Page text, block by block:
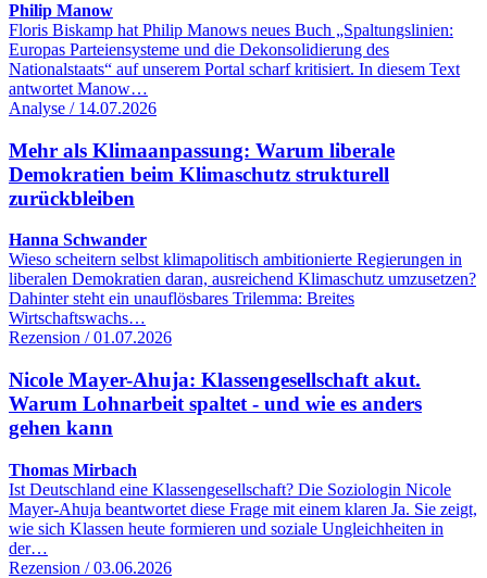
Philip Manow
Floris Biskamp hat Philip Manows neues Buch „Spaltungslinien:
Europas Parteiensysteme und die Dekonsolidierung des
Nationalstaats“ auf unserem Portal scharf kritisiert. In diesem Text
antwortet Manow…
Analyse / 14.07.2026
Mehr als Klimaanpassung: Warum liberale
Demokratien beim Klimaschutz strukturell
zurückbleiben
Hanna Schwander
Wieso scheitern selbst klimapolitisch ambitionierte Regierungen in
liberalen Demokratien daran, ausreichend Klimaschutz umzusetzen?
Dahinter steht ein unauflösbares Trilemma: Breites
Wirtschaftswachs…
Rezension / 01.07.2026
Nicole Mayer-Ahuja: Klassengesellschaft akut.
Warum Lohnarbeit spaltet - und wie es anders
gehen kann
Thomas Mirbach
Ist Deutschland eine Klassengesellschaft? Die Soziologin Nicole
Mayer-Ahuja beantwortet diese Frage mit einem klaren Ja. Sie zeigt,
wie sich Klassen heute formieren und soziale Ungleichheiten in
der…
Rezension / 03.06.2026